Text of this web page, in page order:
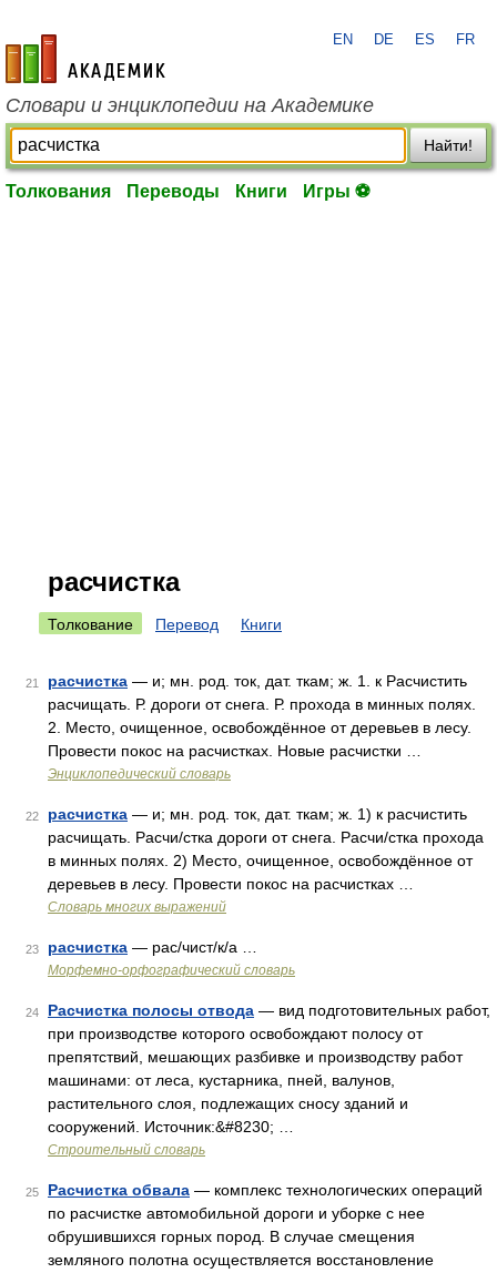
academic.ru
EN DE ES FR
Словари и энциклопедии на Академике
Найти!
Толкования Переводы Книги Игры ⚽
расчистка
Толкование Перевод Книги
21 расчистка — и; мн. род. ток, дат. ткам; ж. 1. к Расчистить
расчищать. Р. дороги от снега. Р. прохода в минных полях.
2. Место, очищенное, освобождённое от деревьев в лесу.
Провести покос на расчистках. Новые расчистки …
Энциклопедический словарь
22 расчистка — и; мн. род. ток, дат. ткам; ж. 1) к расчистить
расчищать. Расчи/стка дороги от снега. Расчи/стка прохода
в минных полях. 2) Место, очищенное, освобождённое от
деревьев в лесу. Провести покос на расчистках …
Словарь многих выражений
23 расчистка — рас/чист/к/а …
Морфемно-орфографический словарь
24 Расчистка полосы отвода — вид подготовительных работ,
при производстве которого освобождают полосу от
препятствий, мешающих разбивке и производству работ
машинами: от леса, кустарника, пней, валунов,
растительного слоя, подлежащих сносу зданий и
сооружений. Источник:&#8230; …
Строительный словарь
25 Расчистка обвала — комплекс технологических операций
по расчистке автомобильной дороги и уборке с нее
обрушившихся горных пород. В случае смещения
земляного полотна осуществляется восстановление